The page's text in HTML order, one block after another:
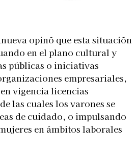
opinó que esta situación
en el plano cultural y
públicas o iniciativas
empresariales,
vigencia licencias
las cuales los varones se
de cuidado, o impulsando
en ámbitos laborales